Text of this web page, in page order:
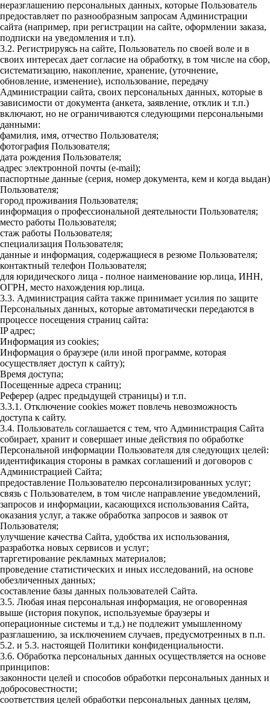
неразглашению персональных данных, которые Пользователь
предоставляет по разнообразным запросам Администрации
сайта (например, при регистрации на сайте, оформлении заказа,
подписки на уведомления и т.п).
3.2. Регистрируясь на сайте, Пользователь по своей воле и в
своих интересах дает согласие на обработку, в том числе на сбор,
систематизацию, накопление, хранение, (уточнение,
обновление, изменение), использование, передачу
Администрации сайта, своих персональных данных, которые в
зависимости от документа (анкета, заявление, отклик и т.п.)
включают, но не ограничиваются следующими персональными
данными:
фамилия, имя, отчество Пользователя;
фотография Пользователя;
дата рождения Пользователя;
адрес электронной почты (e-mail);
паспортные данные (серия, номер документа, кем и когда выдан)
Пользователя;
город проживания Пользователя;
информация о профессиональной деятельности Пользователя;
место работы Пользователя;
стаж работы Пользователя;
специализация Пользователя;
данные и информация, содержащиеся в резюме Пользователя;
контактный телефон Пользователя;
для юридического лица - полное наименование юр.лица, ИНН,
ОГРН, место нахождения юр.лица.
3.3. Администрация сайта также принимает усилия по защите
Персональных данных, которые автоматически передаются в
процессе посещения страниц сайта:
IP адрес;
Информация из cookies;
Информация о браузере (или иной программе, которая
осуществляет доступ к сайту);
Время доступа;
Посещенные адреса страниц;
Реферер (адрес предыдущей страницы) и т.п.
3.3.1. Отключение cookies может повлечь невозможность
доступа к сайту.
3.4. Пользователь соглашается с тем, что Администрация Сайта
собирает, хранит и совершает иные действия по обработке
Персональной информации Пользователя для следующих целей:
идентификация стороны в рамках соглашений и договоров с
Администрацией Сайта;
предоставление Пользователю персонализированных услуг;
связь с Пользователем, в том числе направление уведомлений,
запросов и информации, касающихся использования Сайта,
оказания услуг, а также обработка запросов и заявок от
Пользователя;
улучшение качества Сайта, удобства их использования,
разработка новых сервисов и услуг;
таргетирование рекламных материалов;
проведение статистических и иных исследований, на основе
обезличенных данных;
составление базы данных пользователей Сайта.
3.5. Любая иная персональная информация, не оговоренная
выше (история покупок, используемые браузеры и
операционные системы и т.д.) не подлежит умышленному
разглашению, за исключением случаев, предусмотренных в п.п.
5.2. и 5.3. настоящей Политики конфиденциальности.
3.6. Обработка персональных данных осуществляется на основе
принципов:
законности целей и способов обработки персональных данных и
добросовестности;
соответствия целей обработки персональных данных целям,